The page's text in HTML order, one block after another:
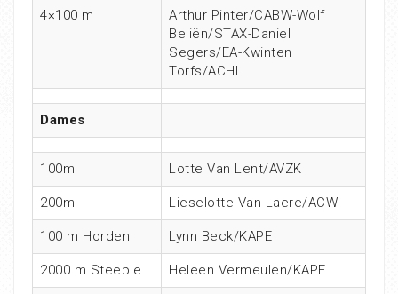
4×100 m
Arthur Pinter/CABW-Wolf
Beliën/STAX-Daniel
Segers/EA-Kwinten
Torfs/ACHL
Dames
100m Lotte Van Lent/AVZK
200m Lieselotte Van Laere/ACW
100 m Horden Lynn Beck/KAPE
2000 m Steeple Heleen Vermeulen/KAPE